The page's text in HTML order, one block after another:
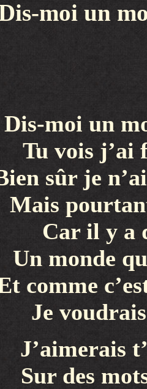
moi un
Dis-moi un
Tu vois j’ai
sûr je
Mais
Car il y a
Un monde
comme
Je
J’aimerais
Sur des